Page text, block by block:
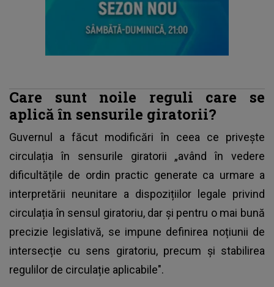
Care sunt noile reguli care se
aplică în sensurile giratorii?
Guvernul a făcut modificări în ceea ce privește
circulația în sensurile giratorii „având în vedere
dificultățile de ordin practic generate ca urmare a
interpretării neunitare a dispozițiilor legale privind
circulația în sensul giratoriu, dar și pentru o mai bună
precizie legislativă, se impune definirea noțiunii de
intersecție cu sens giratoriu, precum și stabilirea
regulilor de circulație aplicabile".